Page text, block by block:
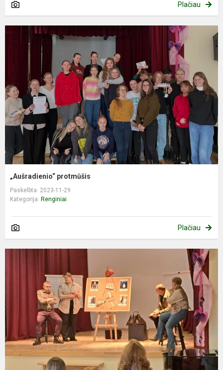
Plačiau
„Aušradienio“ protmūšis
Paskelbta: 2023-11-29
Kategorija: Renginiai
Plačiau